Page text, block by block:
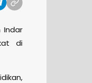
Indar
di